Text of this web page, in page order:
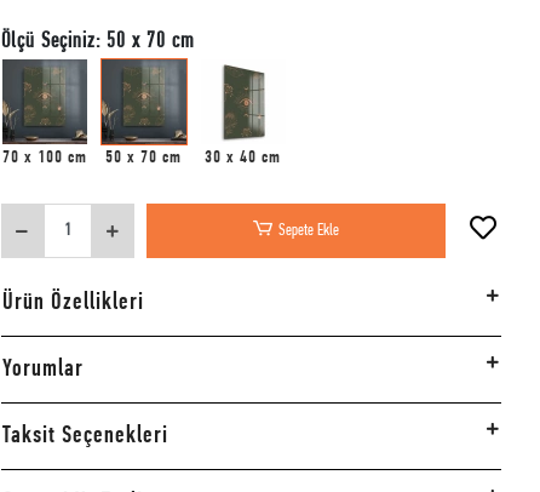
Ölçü Seçiniz: 50 x 70 cm
70 x 100 cm 50 x 70 cm 30 x 40 cm
Sepete Ekle
Ürün Özellikleri
Yorumlar
Taksit Seçenekleri